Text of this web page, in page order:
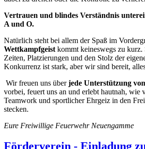
Vertrauen und blindes Verständnis
A und O.
Natürlich steht bei allem der Spaß im
Wettkampfgeist kommt keineswegs zu
Zeiten, Platzierungen und den Stolz der
Konkurrenz ist stark, aber wir sind bereit,
Wir freuen uns überjede Unterstützung
vorbei, feuert uns an und erlebt hautnah, wie
Teamwork und sportlicher Ehrgeiz in den
stecken.
Eure Freiwillige Feuerwehr Neuengamme
Förderverein - Einladung